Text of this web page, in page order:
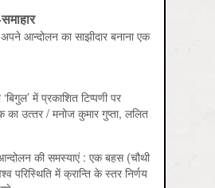
अपने आन्‍दोलन का साझीदार बनाना एक
में प्रकाशित टिप्‍पणी पर
उत्‍तर / मनोज कुमार गुप्‍ता, ललित
आन्‍दोलन की समस्‍याएं : एक बहस (चौथी
परिस्थिति में क्रान्ति के स्‍तर निर्णय